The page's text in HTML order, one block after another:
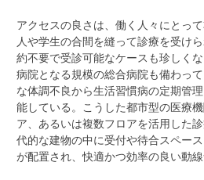
アクセスの良さは、働く人々にとっ
人や学生の合間を縫って診療を受け
約不要で受診可能なケースも珍しく
病院となる規模の総合病院も備わっ
な体調不良から生活習慣病の定期管
能している。こうした都市型の医療
ア、あるいは複数フロアを活用した
代的な建物の中に受付や待合スペー
が配置され、快適かつ効率の良い動線